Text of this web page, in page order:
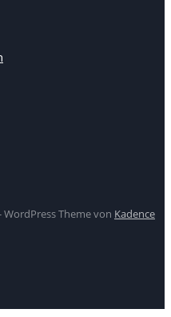
Theme von Kadence